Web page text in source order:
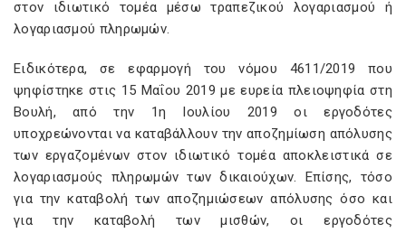
στον ιδιωτικό τομέα μέσω τραπεζικού λογαριασμού ή
λογαριασμού πληρωμών.
Ειδικότερα, σε εφαρμογή του νόμου 4611/2019 που
ψηφίστηκε στις 15 Μαΐου 2019 με ευρεία πλειοψηφία στη
Βουλή, από την 1η Ιουλίου 2019 οι εργοδότες
υποχρεώνονται να καταβάλλουν την αποζημίωση απόλυσης
των εργαζομένων στον ιδιωτικό τομέα αποκλειστικά σε
λογαριασμούς πληρωμών των δικαιούχων. Επίσης, τόσο
για την καταβολή των αποζημιώσεων απόλυσης όσο και
για την καταβολή των μισθών, οι εργοδότες